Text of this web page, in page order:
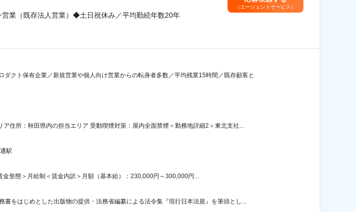
営業（既存法人営業）◆土日祝休み／平均勤続年数20年
（エージェントサービス）
ダクト保有企業／新規営業や個人向け営業からの転身者多数／平均残業15時間／既存顧客と
ア住所：秋田県内の担当エリア 受動喫煙対策：屋内全面禁煙＜勤務地詳細2＞東北支社...
駅
金形態＞月給制＜賃金内訳＞月額（基本給）：230,000円～300,000円...
書をはじめとした出版物の提供・法務省編纂による法令集『現行日本法規』を筆頭とし...